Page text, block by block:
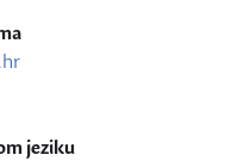
jeziku